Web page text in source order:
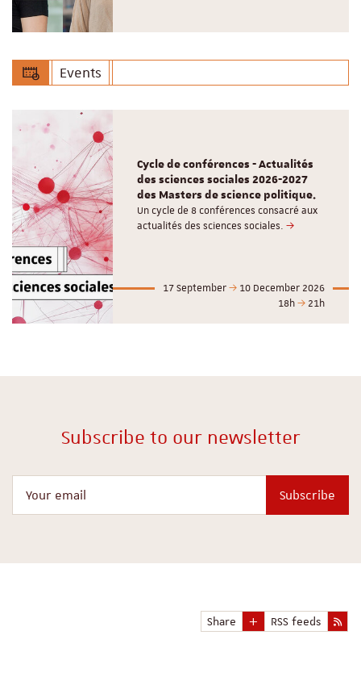
Events
Cycle de conférences - Actualités
des sciences sociales 2026-2027
des Masters de science politique.
Un cycle de 8 conférences consacré aux
actualités des sciences sociales.
17 September
10 December 2026
18h
21h
Subscribe to our newsletter
Subscribe
Share RSS feeds